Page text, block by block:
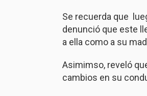
Se recuerda que
denunció que este
a ella como a su
Asimimso, reveló
cambios en su